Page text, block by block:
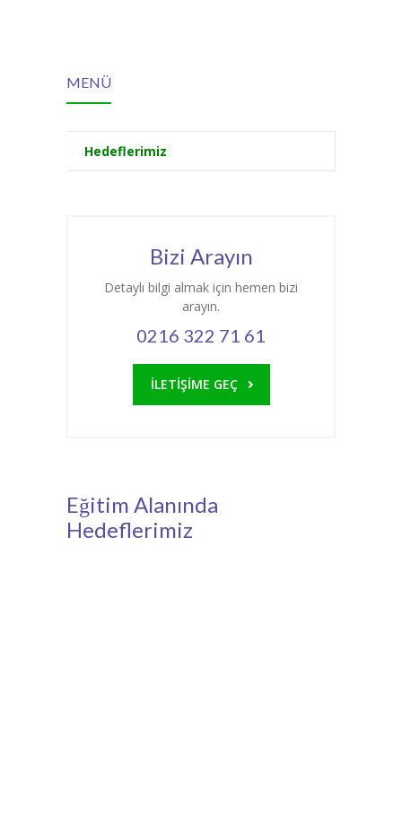
MENÜ
Hedeflerimiz
Bizi Arayın
Detaylı bilgi almak için hemen bizi
arayın.
0216 322 71 61
İLETİŞİME GEÇ
Eğitim Alanında
Hedeflerimiz